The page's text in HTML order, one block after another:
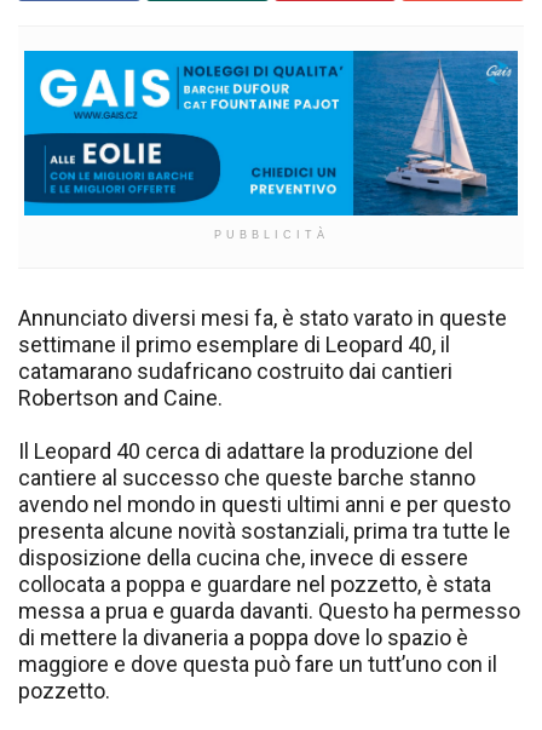
PUBBLICITÀ
Annunciato diversi mesi fa, è stato varato in queste
settimane il primo esemplare di Leopard 40, il
catamarano sudafricano costruito dai cantieri
Robertson and Caine.
Il Leopard 40 cerca di adattare la produzione del
cantiere al successo che queste barche stanno
avendo nel mondo in questi ultimi anni e per questo
presenta alcune novità sostanziali, prima tra tutte le
disposizione della cucina che, invece di essere
collocata a poppa e guardare nel pozzetto, è stata
messa a prua e guarda davanti. Questo ha permesso
di mettere la divaneria a poppa dove lo spazio è
maggiore e dove questa può fare un tutt’uno con il
pozzetto.